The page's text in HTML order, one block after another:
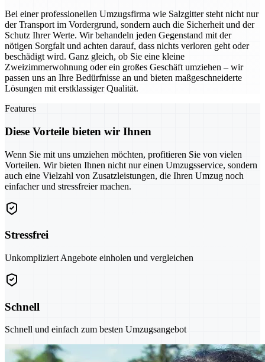
Bei einer professionellen Umzugsfirma wie Salzgitter steht nicht nur
der Transport im Vordergrund, sondern auch die Sicherheit und der
Schutz Ihrer Werte. Wir behandeln jeden Gegenstand mit der
nötigen Sorgfalt und achten darauf, dass nichts verloren geht oder
beschädigt wird. Ganz gleich, ob Sie eine kleine
Zweizimmerwohnung oder ein großes Geschäft umziehen – wir
passen uns an Ihre Bedürfnisse an und bieten maßgeschneiderte
Lösungen mit erstklassiger Qualität.
Features
Diese Vorteile bieten wir Ihnen
Wenn Sie mit uns umziehen möchten, profitieren Sie von vielen
Vorteilen. Wir bieten Ihnen nicht nur einen Umzugsservice, sondern
auch eine Vielzahl von Zusatzleistungen, die Ihren Umzug noch
einfacher und stressfreier machen.
Stressfrei
Unkompliziert Angebote einholen und vergleichen
Schnell
Schnell und einfach zum besten Umzugsangebot